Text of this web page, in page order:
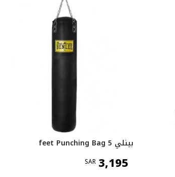
بينلي 5 feet Punching Bag
SAR 3,195